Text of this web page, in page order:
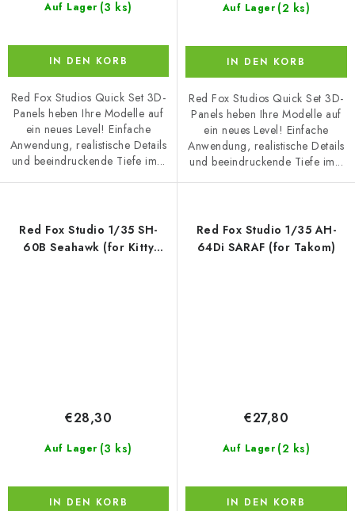
Auf Lager (3 ks)
IN DEN KORB
Red Fox Studios Quick Set 3D-
Panels heben Ihre Modelle auf
ein neues Level! Einfache
Anwendung, realistische Details
und beeindruckende Tiefe im...
Auf Lager (2 ks)
IN DEN KORB
Red Fox Studios Quick Set 3D-
Panels heben Ihre Modelle auf
ein neues Level! Einfache
Anwendung, realistische Details
und beeindruckende Tiefe im...
Red Fox Studio 1/35 SH-
60B Seahawk (for Kitty
Auf Lager (3 ks)
€28,30
IN DEN KORB
Red Fox Studio 1/35 AH-
64Di SARAF (for Takom)
Auf Lager (2 ks)
€27,80
IN DEN KORB